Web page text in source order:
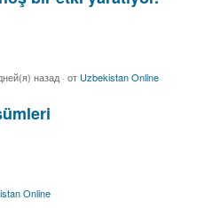
назад · от Uzbekistan Online
Online